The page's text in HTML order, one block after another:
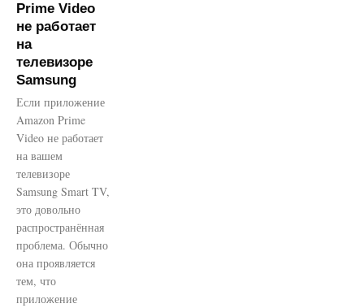
Prime Video
не работает
на
телевизоре
Samsung
Если приложение
Amazon Prime
Video не работает
на вашем
телевизоре
Samsung Smart TV,
это довольно
распространённая
проблема. Обычно
она проявляется
тем, что
приложение